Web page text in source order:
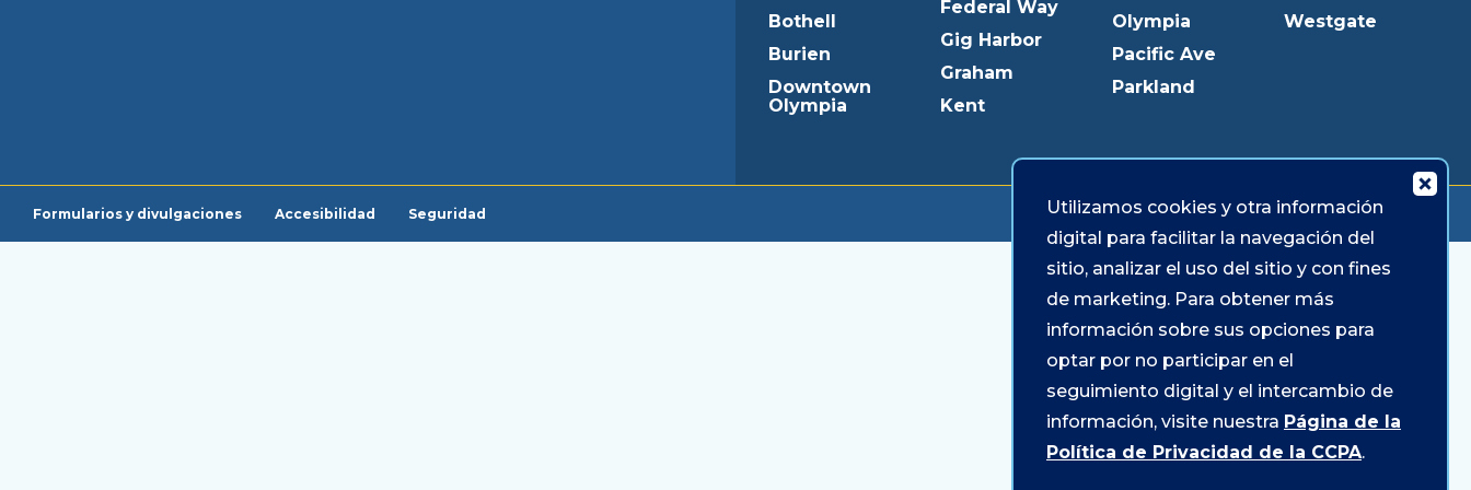
Bothell
Burien
Downtown
Olympia
Federal Way
Gig Harbor
Graham
Kent
Olympia
Pacific Ave
Parkland
Westgate
Formularios y divulgaciones Accesibilidad Seguridad © 2026 Sound Credit Union. Todos los derechos reservados.
Utilizamos cookies y otra información
digital para facilitar la navegación del
sitio, analizar el uso del sitio y con fines
de marketing. Para obtener más
información sobre sus opciones para
optar por no participar en el
seguimiento digital y el intercambio de
información, visite nuestra Página de la
Política de Privacidad de la CCPA.